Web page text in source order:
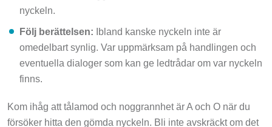
nyckeln.
Följ berättelsen: Ibland kanske nyckeln inte är
omedelbart synlig. Var uppmärksam på handlingen och
eventuella dialoger som kan ge ledtrådar om var nyckeln
finns.
Kom ihåg att tålamod och noggrannhet är A och O när du
försöker hitta den gömda nyckeln. Bli inte avskräckt om det